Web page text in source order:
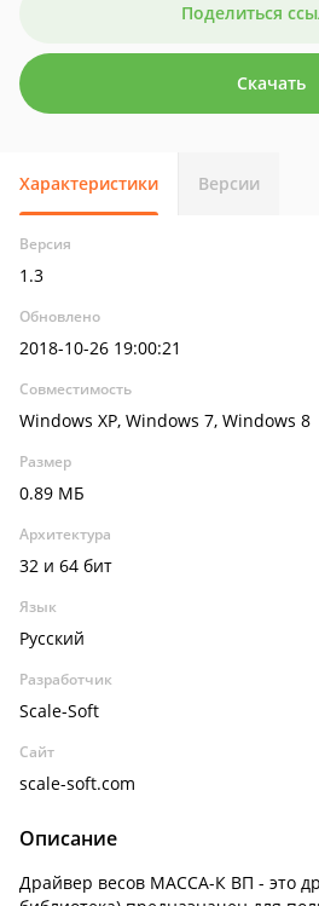
Поделиться
Скачать
Характеристики Версии
Версия
1.3
Обновлено
2018-10-26 19:00:21
Совместимость
Windows XP, Windows 7, Windows 8
Размер
0.89 МБ
Архитектура
32 и 64 бит
Язык
Русский
Разработчик
Scale-Soft
Сайт
scale-soft.com
Описание
Драйвер весов МАССА-К ВП - это